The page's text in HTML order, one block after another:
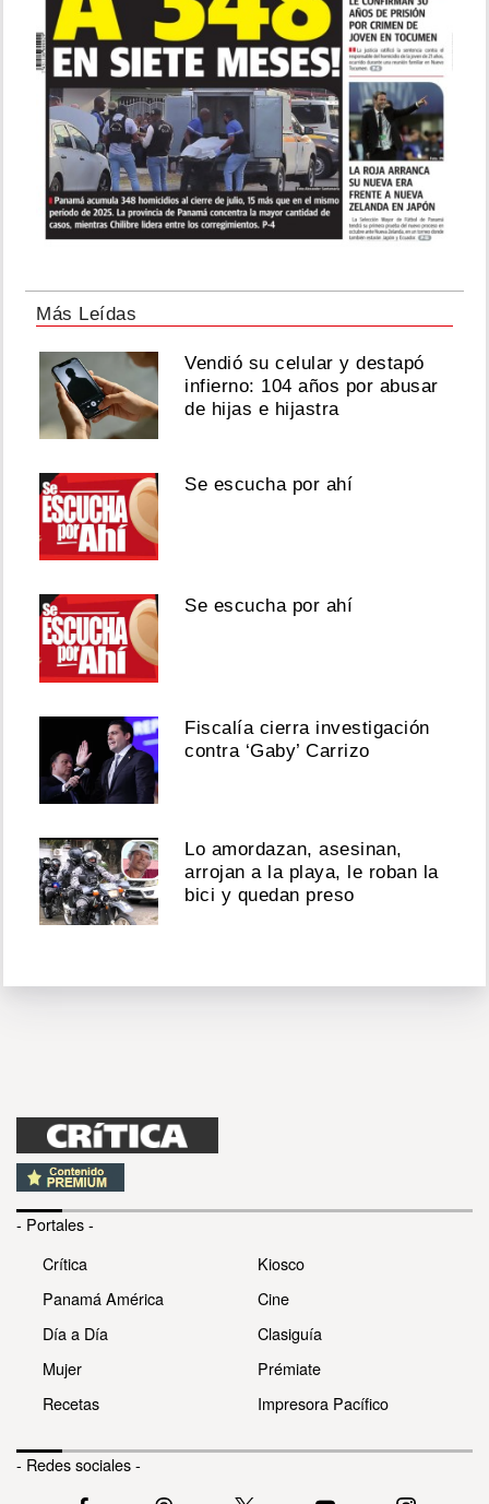
Más Leídas
Vendió su celular y destapó
infierno: 104 años por abusar
de hijas e hijastra
Se escucha por ahí
Se escucha por ahí
Fiscalía cierra investigación
contra ‘Gaby’ Carrizo
Lo amordazan, asesinan,
arrojan a la playa, le roban la
bici y quedan preso
- Portales -
Crítica
Panamá América
Día a Día
Mujer
Recetas
Kiosco
Cine
Clasiguía
Prémiate
Impresora Pacífico
- Redes sociales -